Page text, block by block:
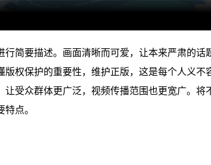
简要描述。画面清晰而可爱，让本来严肃的
权保护的重要性，维护正版，这是每个人义不
受众群体更广泛，视频传播范围也更宽广。
点。